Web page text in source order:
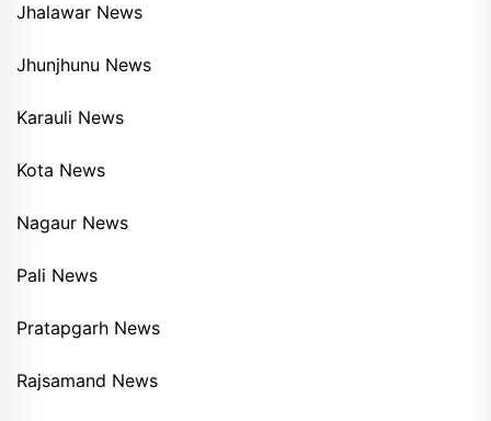
Jhalawar News
Jhunjhunu News
Karauli News
Kota News
Nagaur News
Pali News
Pratapgarh News
Rajsamand News